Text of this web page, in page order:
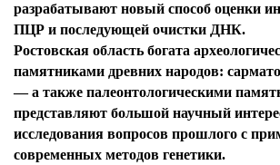
разрабатывают новый способ оценки
ПЦР и последующей очистки ДНК.
Ростовская область богата
памятниками древних народов:
— а также палеонтологическими
представляют большой научный
исследования вопросов прошлого с
современных методов генетики.